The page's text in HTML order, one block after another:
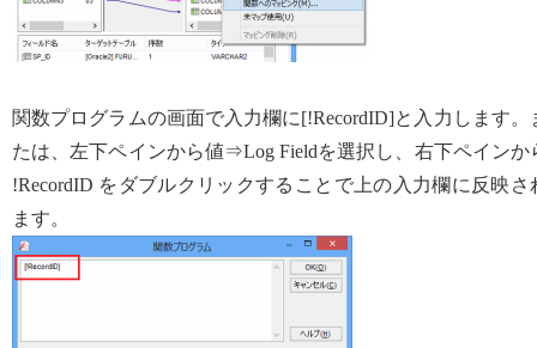
関数プログラムの画面で入力欄に[!RecordID]と入力します。
たは、左下ペインから値⇒Log Fieldを選択し、右下ペインか
!RecordID をダブルクリックすることで上の入力欄に反映さ
ます。